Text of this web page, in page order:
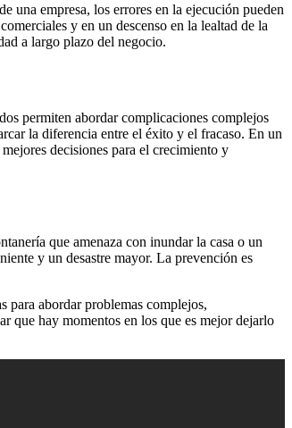
una empresa, los errores en la ejecución pueden
y en un descenso en la lealtad de la
a largo plazo del negocio.
permiten abordar complicaciones complejos
la diferencia entre el éxito y el fracaso. En un
decisiones para el crecimiento y
que amenaza con inundar la casa o un
y un desastre mayor. La prevención es
para abordar problemas complejos,
que hay momentos en los que es mejor dejarlo